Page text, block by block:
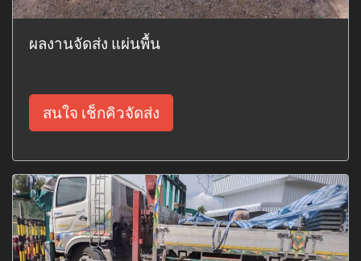
ผลงานจัดส่ง แผ่นพื้น
สนใจ เช็กคิวจัดส่ง